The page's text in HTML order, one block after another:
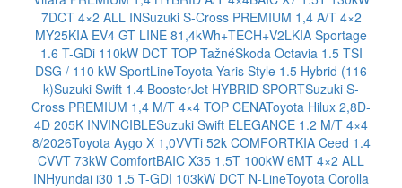
7DCT 4×2 ALL INSuzuki S-Cross PREMIUM 1,4 A/T 4×2
MY25KIA EV4 GT LINE 81,4kWh+TECH+V2LKIA Sportage
1.6 T-GDi 110kW DCT TOP TažnéŠkoda Octavia 1.5 TSI
DSG / 110 kW SportLineToyota Yaris Style 1.5 Hybrid (116
k)Suzuki Swift 1.4 BoosterJet HYBRID SPORTSuzuki S-
Cross PREMIUM 1,4 M/T 4×4 TOP CENAToyota Hilux 2,8D-
4D 205K INVINCIBLESuzuki Swift ELEGANCE 1.2 M/T 4×4
8/2026Toyota Aygo X 1,0VVTi 52k COMFORTKIA Ceed 1.4
CVVT 73kW ComfortBAIC X35 1.5T 100kW 6MT 4×2 ALL
INHyundai i30 1.5 T-GDI 103kW DCT N-LineToyota Corolla